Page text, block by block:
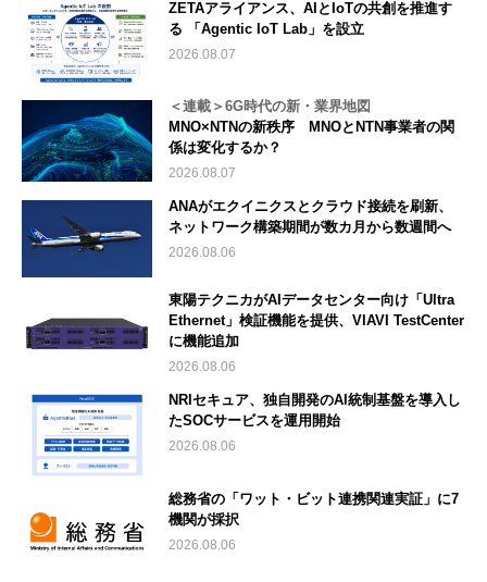
ZETAアライアンス、AIとIoTの共創を推進す
る 「Agentic IoT Lab」を設立
2026.08.07
＜連載＞6G時代の新・業界地図
MNO×NTNの新秩序 MNOとNTN事業者の関
係は変化するか？
2026.08.07
ANAがエクイニクスとクラウド接続を刷新、
ネットワーク構築期間が数カ月から数週間へ
2026.08.06
東陽テクニカがAIデータセンター向け「Ultra
Ethernet」検証機能を提供、VIAVI TestCenter
に機能追加
2026.08.06
NRIセキュア、独自開発のAI統制基盤を導入し
たSOCサービスを運用開始
2026.08.06
総務省の「ワット・ビット連携関連実証」に7
機関が採択
2026.08.06